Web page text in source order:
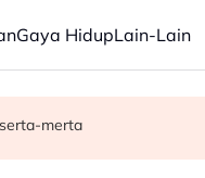
Gaya HidupLain-Lain
menjelang penghujung 2027
merta